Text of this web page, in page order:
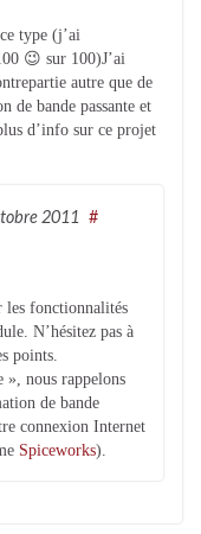
type (j’ai
😉 sur 100)J’ai
autre que de
de bande passante et
d’info sur ce projet
2011 #
les fonctionnalités
N’hésitez pas à
points.
», nous rappelons
de bande
connexion Internet
Spiceworks).